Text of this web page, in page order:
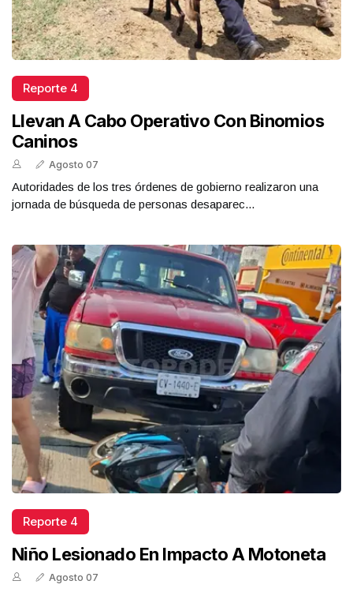
Reporte 4
Llevan A Cabo Operativo Con Binomios
Caninos
Agosto 07
Autoridades de los tres órdenes de gobierno realizaron una
jornada de búsqueda de personas desaparec...
Reporte 4
Niño Lesionado En Impacto A Motoneta
Agosto 07